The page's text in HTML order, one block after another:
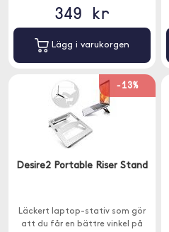
349 kr
Lägg i varukorgen
-13%
Desire2 Portable Riser Stand
Läckert laptop-stativ som gör
att du får en bättre vinkel på